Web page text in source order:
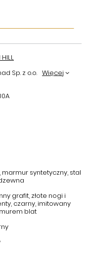
mu charakteru oraz
szufladę z
podnoszą wygodę
regulacji wysokości
do różnego rodzaju
Szerokość 124 cm i
przestrzeń do
wnętrza
oraz uniwersalnej
dziennych, gabinetach
ciemnego grafitu,
znajduje.
HILL
Sp. z o.o. Więcej
marmur syntetyczny, stal
grafit, złote nogi i
czarny, imitowany
blat